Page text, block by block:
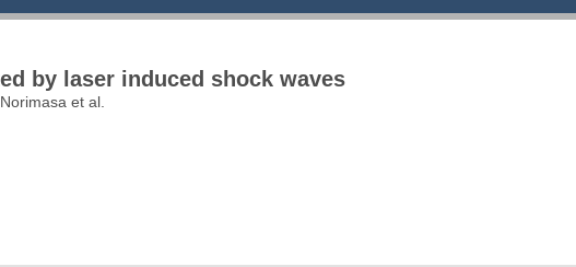
by laser induced shock waves
et al.